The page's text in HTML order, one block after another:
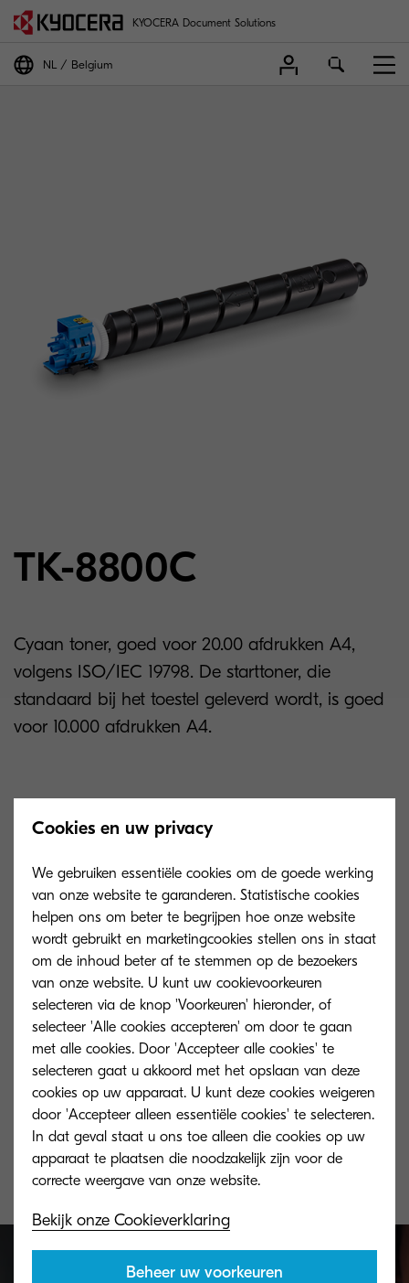
KYOCERA Document Solutions
NL Belgium
TK-8800C
Cyaan toner, goed voor 20.00 afdrukken A4,
volgens ISO/IEC 19798. De starttoner, die
standaard bij het toestel geleverd wordt, is goed
voor 10.000 afdrukken A4.
TK-8800K
Black toner yield 30,000 pages in
accordance with ISO/ICE 19798.
Cookies en uw privacy
We gebruiken essentiële cookies om de goede werking
van onze website te garanderen. Statistische cookies
helpen ons om beter te begrijpen hoe onze website
wordt gebruikt en marketingcookies stellen ons in staat
om de inhoud beter af te stemmen op de bezoekers
van onze website. U kunt uw cookievoorkeuren
selecteren via de knop 'Voorkeuren' hieronder, of
selecteer 'Alle cookies accepteren' om door te gaan
met alle cookies. Door 'Accepteer alle cookies' te
selecteren gaat u akkoord met het opslaan van deze
cookies op uw apparaat. U kunt deze cookies weigeren
door 'Accepteer alleen essentiële cookies' te selecteren.
In dat geval staat u ons toe alleen die cookies op uw
apparaat te plaatsen die noodzakelijk zijn voor de
Bekijk onze Cookieverklaring
Beheer uw voorkeuren